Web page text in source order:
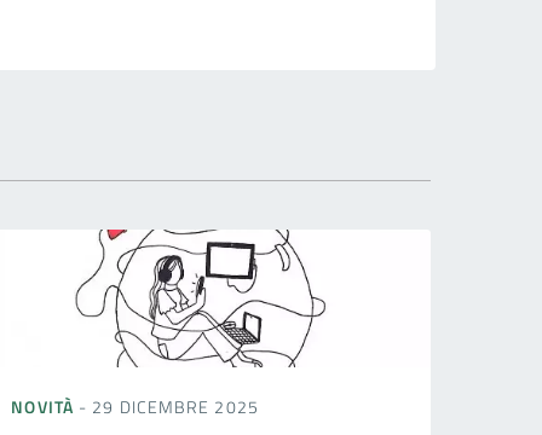
NOVITÀ - 29 DICEMBRE 2025